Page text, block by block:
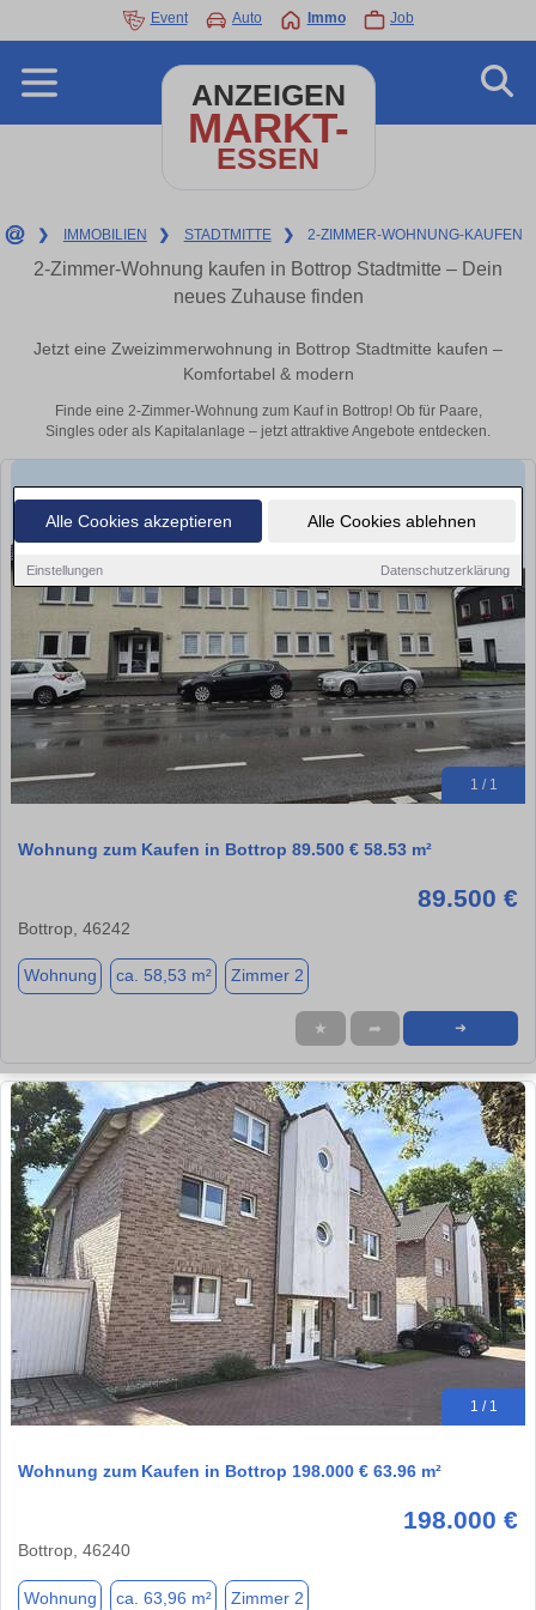
Alle Cookies akzeptieren Alle Cookies ablehnen
Einstellungen Datenschutzerklärung
Event Auto Immo Job
ANZEIGEN
MARKT-
ESSEN
❯ IMMOBILIEN ❯ STADTMITTE ❯ 2-ZIMMER-WOHNUNG-KAUFEN
2-Zimmer-Wohnung kaufen in Bottrop Stadtmitte – Dein
neues Zuhause finden
Jetzt eine Zweizimmerwohnung in Bottrop Stadtmitte kaufen –
Komfortabel & modern
Finde eine 2-Zimmer-Wohnung zum Kauf in Bottrop! Ob für Paare,
Singles oder als Kapitalanlage – jetzt attraktive Angebote entdecken.
1 / 1
Wohnung zum Kaufen in Bottrop 89.500 € 58.53 m²
89.500 €
Bottrop, 46242
Wohnung ca. 58,53 m² Zimmer 2
★ ➦ ➜
1 / 1
Wohnung zum Kaufen in Bottrop 198.000 € 63.96 m²
198.000 €
Bottrop, 46240
Wohnung ca. 63,96 m² Zimmer 2